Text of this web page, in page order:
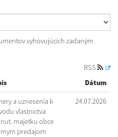
vyhovujúcich zadaným
RSS
Dátum
a uznesenia k
vlastníctva
majetku obce
predajom
24.07.2026